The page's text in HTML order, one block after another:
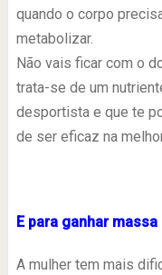
quando o corpo
metabolizar.
Não vais ficar com o
trata-se de um
desportista e que te
de ser eficaz na
E para ganhar
A mulher tem mais